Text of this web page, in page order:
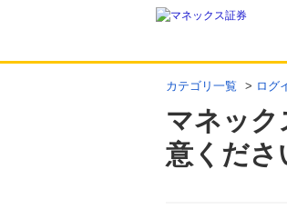
カテゴリ一覧 > ログ
マネッ
意くださ